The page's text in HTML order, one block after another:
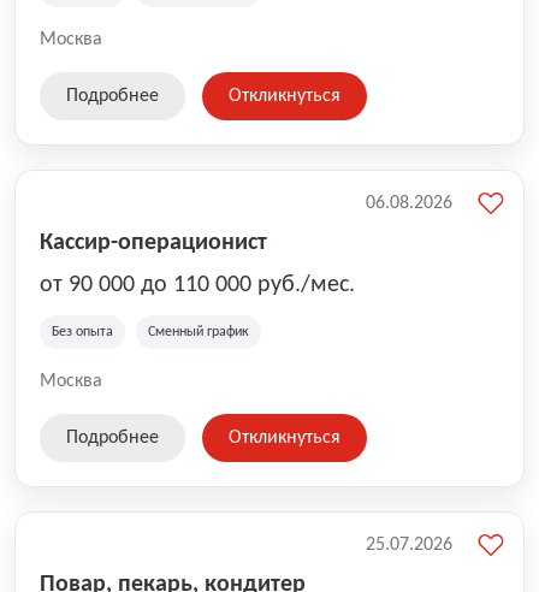
Москва
Подробнее Откликнуться
Кассир-операционист
от 90 000 до 110 000 руб./мес.
Без опыта Сменный график
Москва
06.08.2026
Подробнее Откликнуться
Повар, пекарь, кондитер
25.07.2026